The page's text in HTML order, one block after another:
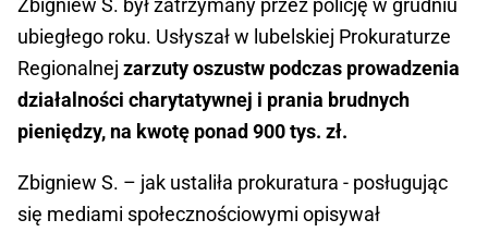
ubiegłego roku. Usłyszał w lubelskiej Prokuraturze
Regionalnej zarzuty oszustw podczas prowadzenia
działalności charytatywnej i prania brudnych
pieniędzy, na kwotę ponad 900 tys. zł.
Zbigniew S. – jak ustaliła prokuratura - posługując
się mediami społecznościowymi opisywał